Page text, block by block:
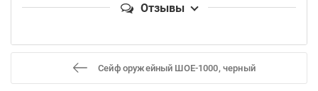
Отзывы
Сейф оружейный ШОЕ-1000, черный